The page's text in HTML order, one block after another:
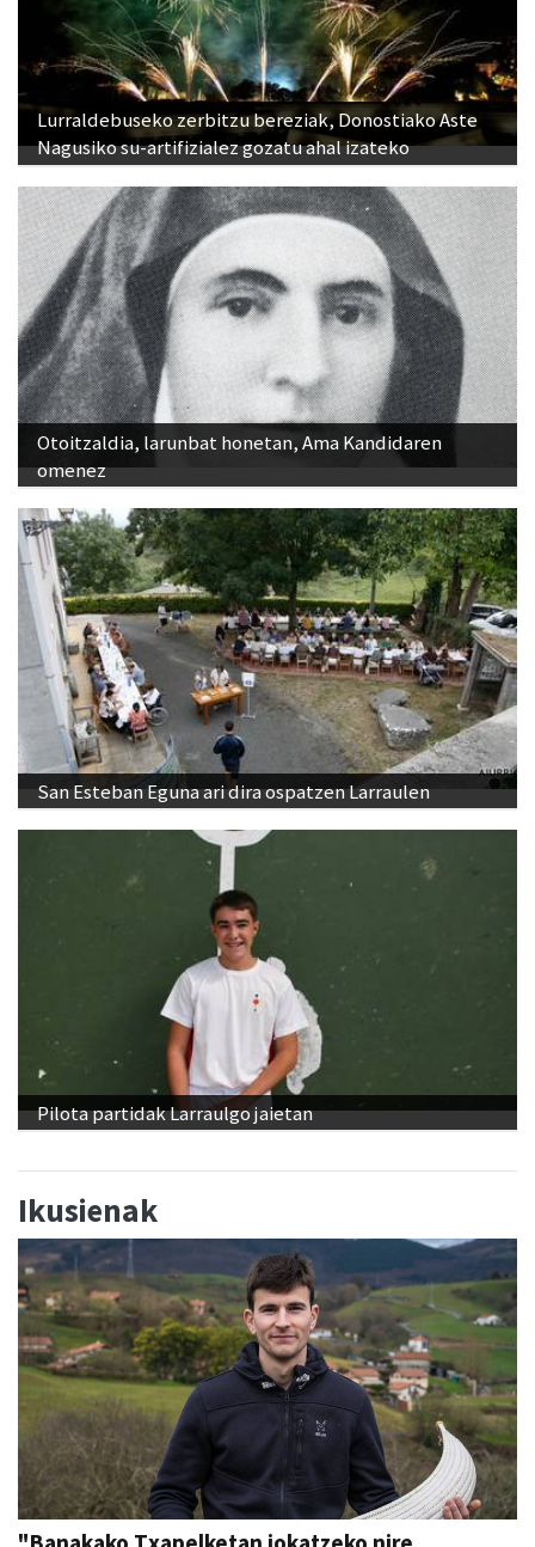
Lurraldebuseko zerbitzu bereziak, Donostiako Aste
Nagusiko su-artifizialez gozatu ahal izateko
Otoitzaldia, larunbat honetan, Ama Kandidaren
omenez
San Esteban Eguna ari dira ospatzen Larraulen
Pilota partidak Larraulgo jaietan
Ikusienak